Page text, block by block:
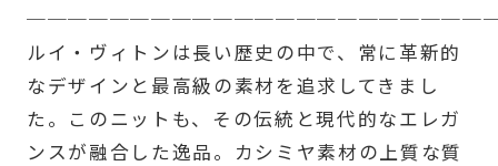
ルイ・ヴィトンは長い歴史の中で、常に革新的
なデザインと最高級の素材を追求してきまし
た。このニットも、その伝統と現代的なエレガ
ンスが融合した逸品。カシミヤ素材の上質な質